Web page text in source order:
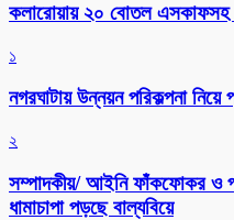
কলারোয়ায় ২০ বোতল এসকাফসহ
১
নগরঘাটায় উন্নয়ন পরিকল্পনা
২
সম্পাদকীয়/ আইনি ফাঁকফোকর ও
ধামাচাপা পড়ছে বাল্যবিয়ে